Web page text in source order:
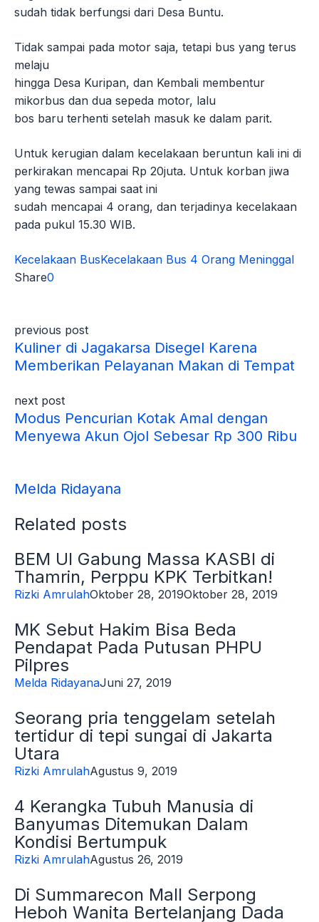
sudah tidak berfungsi dari Desa Buntu.
Tidak sampai pada motor saja, tetapi bus yang terus
melaju
hingga Desa Kuripan, dan Kembali membentur
mikorbus dan dua sepeda motor, lalu
bos baru terhenti setelah masuk ke dalam parit.
Untuk kerugian dalam kecelakaan beruntun kali ini di
perkirakan mencapai Rp 20juta. Untuk korban jiwa
yang tewas sampai saat ini
sudah mencapai 4 orang, dan terjadinya kecelakaan
pada pukul 15.30 WIB.
Kecelakaan BusKecelakaan Bus 4 Orang Meninggal
Share0
previous post
Kuliner di Jagakarsa Disegel Karena
Memberikan Pelayanan Makan di Tempat
next post
Modus Pencurian Kotak Amal dengan
Menyewa Akun Ojol Sebesar Rp 300 Ribu
Melda Ridayana
Related posts
BEM UI Gabung Massa KASBI di
Thamrin, Perppu KPK Terbitkan!
Rizki AmrulahOktober 28, 2019Oktober 28, 2019
MK Sebut Hakim Bisa Beda
Pendapat Pada Putusan PHPU
Pilpres
Melda RidayanaJuni 27, 2019
Seorang pria tenggelam setelah
tertidur di tepi sungai di Jakarta
Utara
Rizki AmrulahAgustus 9, 2019
4 Kerangka Tubuh Manusia di
Banyumas Ditemukan Dalam
Kondisi Bertumpuk
Rizki AmrulahAgustus 26, 2019
Di Summarecon Mall Serpong
Heboh Wanita Bertelanjang Dada